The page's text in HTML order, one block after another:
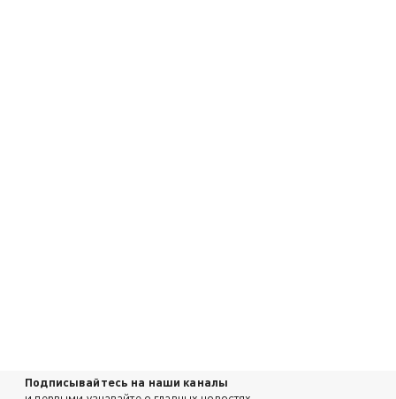
Подписывайтесь на наши каналы